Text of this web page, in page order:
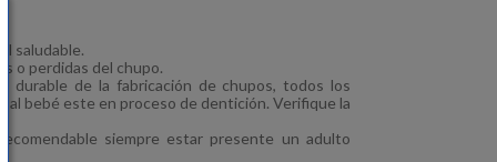
saludable.
o perdidas del chupo.
durable de la fabricación de chupos, todos los
al bebé este en proceso de dentición. Verifique la
siempre estar presente un adulto